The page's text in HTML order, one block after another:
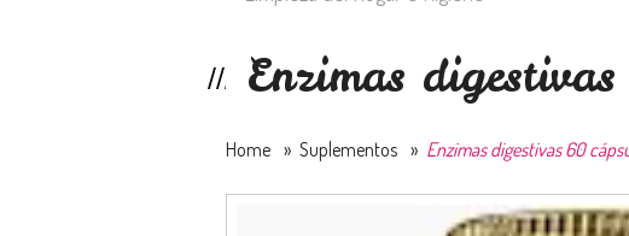
Enzimas
Home » Suplementos » Enzimas digestivas 60